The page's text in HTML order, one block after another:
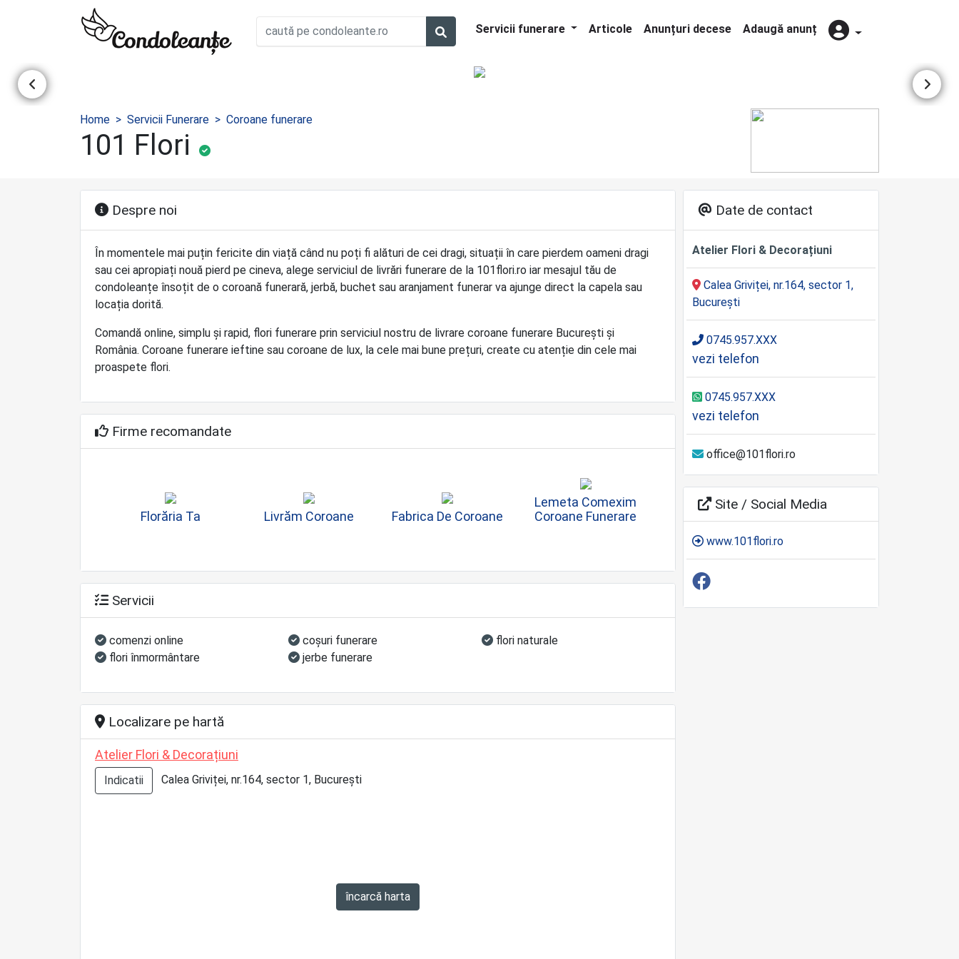
Servicii funerare Articole Anunțuri decese Adaugă anunț
Home Servicii Funerare Coroane funerare
101 Flori
Despre noi
În momentele mai puțin fericite din viață când nu poți fi alături de cei dragi, situații în care pierdem oameni dragi
sau cei apropiați nouă pierd pe cineva, alege serviciul de livrări funerare de la 101flori.ro iar mesajul tău de
condoleanțe însoțit de o coroană funerară, jerbă, buchet sau aranjament funerar va ajunge direct la capela sau
locația dorită.
Comandă online, simplu și rapid, flori funerare prin serviciul nostru de livrare coroane funerare București și
România. Coroane funerare ieftine sau coroane de lux, la cele mai bune prețuri, create cu atenție din cele mai
proaspete flori.
Firme recomandate
Florăria Ta Livrăm Coroane Fabrica De Coroane
Lemeta Comexim
Coroane Funerare
Servicii
comenzi online coşuri funerare
flori naturale
flori înmormântare
jerbe funerare
Localizare pe hartă
Atelier Flori & Decorațiuni
Indicatii Calea Griviței, nr.164, sector 1, București
încarcă harta
Date de contact
Atelier Flori & Decorațiuni
Calea Griviței, nr.164, sector 1,
București
0745.957.XXX
vezi telefon
0745.957.XXX
vezi telefon
office@101flori.ro
Site / Social Media
www.101flori.ro